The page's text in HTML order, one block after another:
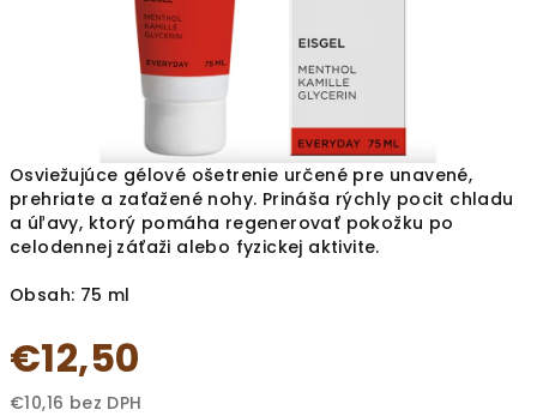
Osviežujúce gélové ošetrenie určené pre unavené,
prehriate a zaťažené nohy. Prináša rýchly pocit chladu
a úľavy, ktorý pomáha regenerovať pokožku po
celodennej záťaži alebo fyzickej aktivite.
Obsah: 75 ml
€12,50
€10,16 bez DPH